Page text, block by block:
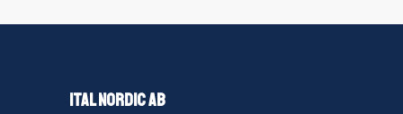
ITAL NORDIC AB